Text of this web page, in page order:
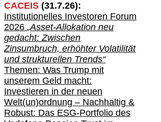
CACEIS (31.7.26):
Institutionelles Investoren Forum
2026 „Asset-Allokation neu
gedacht: Zwischen
Zinsumbruch, erhöhter Volatilität
und strukturellen Trends“
Themen: Was Trump mit
unserem Geld macht:
Investieren in der neuen
Welt(un)ordnung – Nachhaltig &
Robust: Das ESG-Portfolio des